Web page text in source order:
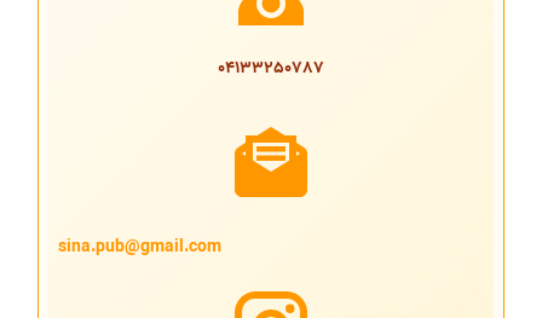
04133250787
sina.pub@gmail.com